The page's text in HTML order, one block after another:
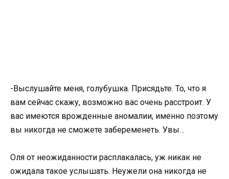
-Выслушайте меня, голубушка. Присядьте. То, что я
вам сейчас скажу, возможно вас очень расстроит. У
вас имеются врожденные аномалии, именно поэтому
вы никогда не сможете забеременеть. Увы…
Оля от неожиданности расплакалась, уж никак не
ожидала такое услышать. Неужели она никогда не